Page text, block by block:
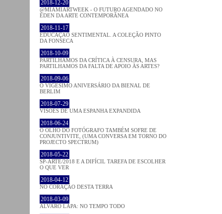
2018-12-20
@MIAMIARTWEEK - O FUTURO AGENDADO NO
ÉDEN DA ARTE CONTEMPORÂNEA
2018-11-17
EDUCAÇÃO SENTIMENTAL. A COLEÇÃO PINTO
DA FONSECA
2018-10-09
PARTILHAMOS DA CRÍTICA À CENSURA, MAS
PARTILHAMOS DA FALTA DE APOIO ÀS ARTES?
2018-09-06
O VIGÉSIMO ANIVERSÁRIO DA BIENAL DE
BERLIM
2018-07-29
VISÕES DE UMA ESPANHA EXPANDIDA
2018-06-24
O OLHO DO FOTÓGRAFO TAMBÉM SOFRE DE
CONJUNTIVITE, (UMA CONVERSA EM TORNO DO
PROJECTO SPECTRUM)
2018-05-22
SP-ARTE/2018 E A DIFÍCIL TAREFA DE ESCOLHER
O QUE VER
2018-04-12
NO CORAÇÂO DESTA TERRA
2018-03-09
ÁLVARO LAPA: NO TEMPO TODO